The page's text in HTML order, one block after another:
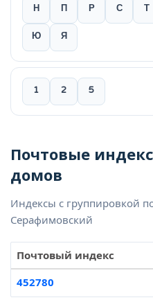
Н П Р С Т
Ю Я
1 2 5
Почтовые
домов
Индексы с группировкой
Серафимовский
Почтовый индекс
452780